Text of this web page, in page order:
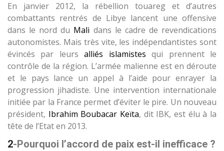
En janvier 2012, la rébellion touareg et d’autres
combattants rentrés de Libye lancent une offensive
dans le nord du Mali dans le cadre de revendications
autonomistes. Mais très vite, les indépendantistes sont
évincés par leursalliés islamistes qui prennent le
contrôle de la région. L’armée malienne est en déroute
et le pays lance un appel à l’aide pour enrayer la
progression jihadiste. Une intervention internationale
initiée par la France permet d’éviter le pire. Un nouveau
président, Ibrahim Boubacar Keïta, dit IBK, est élu à la
tête de l’Etat en 2013.
2-Pourquoi l’accord de paix est-il inefficace ?